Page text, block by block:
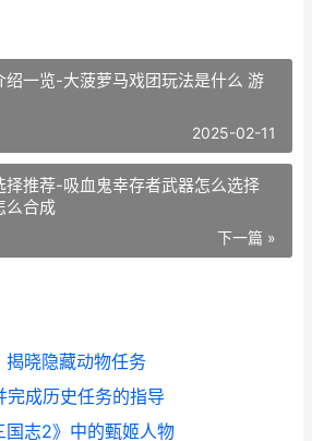
绍一览-大菠萝马戏团玩法是什么 游
2025-02-11
择推荐-吸血鬼幸存者武器怎么选择
么合成
下一篇 »
揭晓隐藏动物任务
完成历史任务的指导
国志2》中的甄姬人物